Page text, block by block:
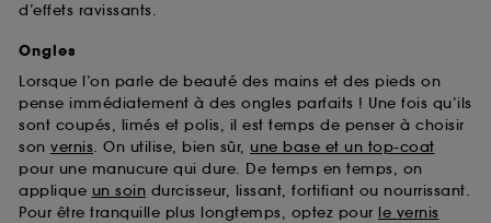
d’effets ravissants.
Ongles
Lorsque l’on parle de beauté des mains et des pieds on
pense immédiatement à des ongles parfaits ! Une fois qu’ils
sont coupés, limés et polis, il est temps de penser à choisir
son vernis. On utilise, bien sûr, une base et un top-coat
pour une manucure qui dure. De temps en temps, on
applique un soin durcisseur, lissant, fortifiant ou nourrissant.
Pour être tranquille plus longtemps, optez pour le vernis